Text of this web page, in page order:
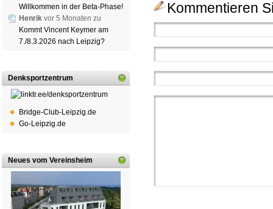
Willkommen in der Beta-Phase!
Henrik vor 5 Monaten zu
Kommt Vincent Keymer am
7./8.3.2026 nach Leipzig?
Denksportzentrum
Bridge-Club-Leipzig.de
Go-Leipzig.de
Neues vom Vereinsheim
Kommentieren